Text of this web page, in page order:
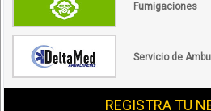
Fumigaciones
Servicio de
REGISTRA TU